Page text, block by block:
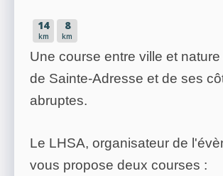
14
km
8
km
Une course entre ville et
de Sainte-Adresse et de ses
abruptes.
Le LHSA, organisateur de
vous propose deux courses :